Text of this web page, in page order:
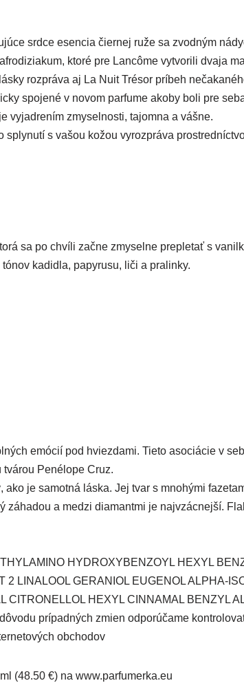
srdce esencia čiernej ruže sa zvodným
ktoré pre Lancôme vytvorili dvaja
rozpráva aj La Nuit Trésor príbeh
spojené v novom parfume akoby boli pre
vyjadrením zmyselnosti, tajomna a vášne.
splynutí s vašou kožou vyrozpráva
sa po chvíli začne zmyselne prepletať s
kadidla, papyrusu, liči a pralinky.
emócií pod hviezdami. Tieto asociácie v
tvárou Penélope Cruz.
je samotná láska. Jej tvar s mnohými
záhadou a medzi diamantmi je najvzácnejší.
HYDROXYBENZOYL HEXYL
2 LINALOOL GERANIOL EUGENOL ALPHA-
HEXYL CINNAMAL BENZYL
prípadných zmien odporúčame
obchodov
(48.50 €) na www.parfumerka.eu